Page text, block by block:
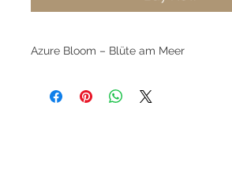
Azure Bloom – Blüte am Meer
und blauen Töne dieses einzigartigen